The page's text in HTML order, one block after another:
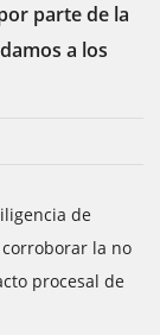
parte de la
a los
de
la no
procesal de